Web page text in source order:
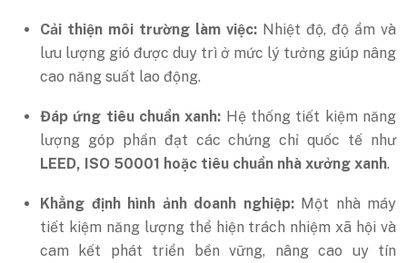
Cải thiện môi trường làm việc: Nhiệt độ, độ ẩm và
lưu lượng gió được duy trì ở mức lý tưởng giúp nâng
cao năng suất lao động.
Đáp ứng tiêu chuẩn xanh: Hệ thống tiết kiệm năng
lượng góp phần đạt các chứng chỉ quốc tế như
LEED, ISO 50001 hoặc tiêu chuẩn nhà xưởng xanh.
Khẳng định hình ảnh doanh nghiệp:Một nhà máy
tiết kiệm năng lượng thể hiện trách nhiệm xã hội và
cam kết phát triển bền vững, nâng cao uy tín